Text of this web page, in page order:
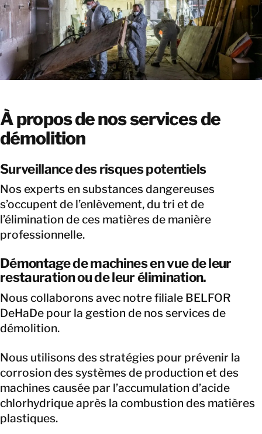
À propos de nos services de
démolition
Surveillance des risques potentiels
Nos experts en substances dangereuses
s’occupent de l’enlèvement, du tri et de
l’élimination de ces matières de manière
professionnelle.
Démontage de machines en vue de leur
restauration ou de leur élimination.
Nous collaborons avec notre filiale BELFOR
DeHaDe pour la gestion de nos services de
démolition.
Nous utilisons des stratégies pour prévenir la
corrosion des systèmes de production et des
machines causée par l’accumulation d’acide
chlorhydrique après la combustion des matières
plastiques.